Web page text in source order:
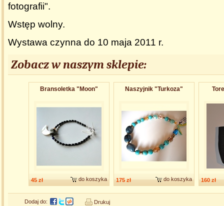
fotografii".
Wstęp wolny.
Wystawa czynna do 10 maja 2011 r.
Zobacz w naszym sklepie:
Bransoletk​a "Moon"
45 zł do koszyka
Naszyjnik "Turkoza"
175 zł do koszyka 160 zł
Dodaj do: Drukuj